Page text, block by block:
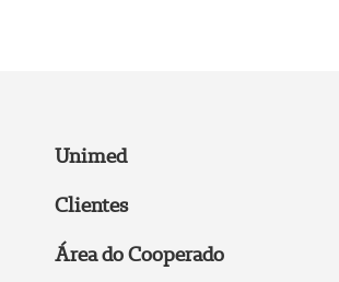
Unimed
Clientes
Área do Cooperado